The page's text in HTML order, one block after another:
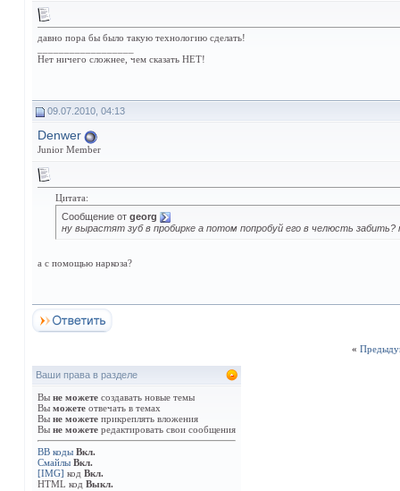
давно пора бы было такую технологию сделать!
Нет ничего сложнее, чем сказать НЕТ!
09.07.2010, 04:13
Denwer
Junior Member
Цитата:
Сообщение от georg
ну вырастят зуб в пробирке а потом попробуй его в челюсть
а с помощью наркоза?
«
Ваши права в разделе
Вы не можете создавать новые темы
Вы можете отвечать в темах
Вы не можете прикреплять вложения
Вы не можете редактировать свои сообщения
BB коды Вкл.
Смайлы Вкл.
[IMG] код Вкл.
HTML код Выкл.